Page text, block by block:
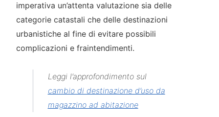
imperativa un’attenta valutazione sia delle
categorie catastali che delle destinazioni
urbanistiche al fine di evitare possibili
complicazioni e fraintendimenti.
Leggi l’approfondimento sul
cambio di destinazione d’uso da
magazzino ad abitazione